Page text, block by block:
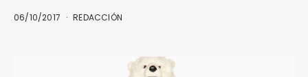
06/10/2017 REDACCIÓN